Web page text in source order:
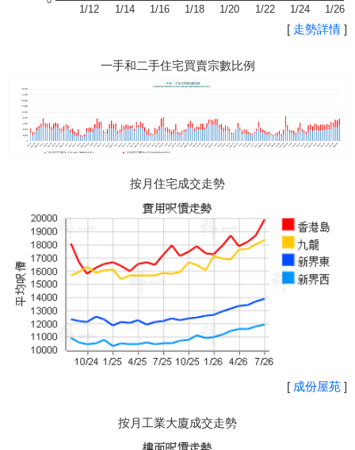
1/12 1/14 1/16 1/18 1/20 1/22 1/24 1/26
[ 走勢詳情 ]
一手和二手住宅買賣宗數比例
按月住宅成交走勢
[ 成份屋苑 ]
按月工業大廈成交走勢